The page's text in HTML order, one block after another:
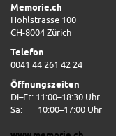
Memorie.ch
Hohlstrasse 100
CH-8004 Zürich
Telefon
0041 44 261 42 24
Öffnungszeiten
Di–Fr: 11:00–18:30 Uhr
Sa:
10:00–17:00 Uhr